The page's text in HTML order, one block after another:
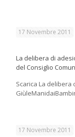
17 Novembre 2011
La delibera di
del Consiglio
Scarica La delibera
17 Novembre 2011